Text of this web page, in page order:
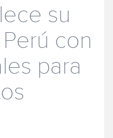
su
con
para